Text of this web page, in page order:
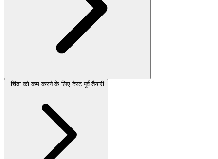
चिंता को कम करने के लिए टेस्ट पूर्व तैयारी